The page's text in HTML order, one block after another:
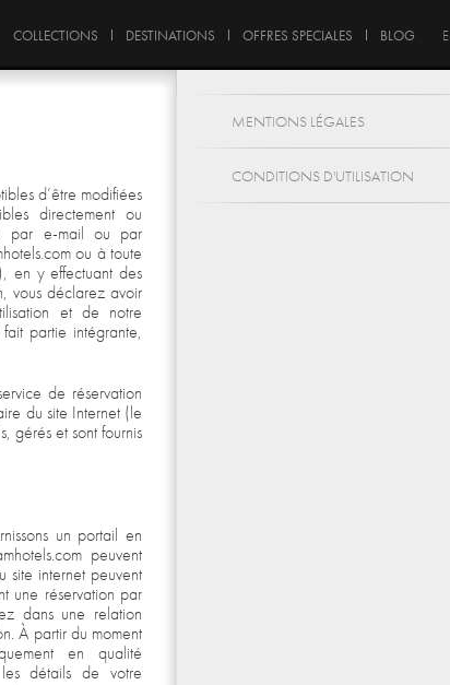
COLLECTIONS DESTINATIONS OFFRES SPECIALES BLOG
d’être modifiées
directement ou
par e-mail ou par
ou à toute
en y effectuant des
vous déclarez avoir
et de notre
partie intégrante,
de réservation
du site Internet (le
gérés et sont fournis
un portail en
peuvent
site internet peuvent
une réservation par
dans une relation
À partir du moment
en qualité
détails de votre
MENTIONS LÉGALES
CONDITIONS D'UTILISATION